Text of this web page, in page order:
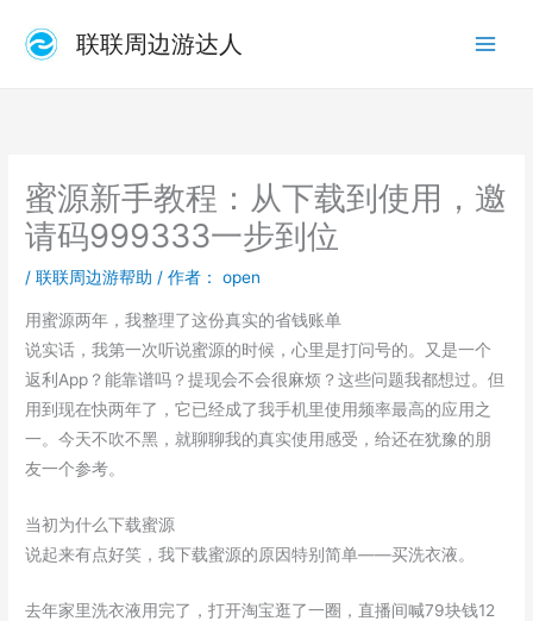
联联周边游达人
蜜源新手教程：从下载到使用，邀
请码999333一步到位
/联联周边游帮助 / 作者： open
用蜜源两年，我整理了这份真实的省钱账单
说实话，我第一次听说蜜源的时候，心里是打问号的。又是一个
返利App？能靠谱吗？提现会不会很麻烦？这些问题我都想过。但
用到现在快两年了，它已经成了我手机里使用频率最高的应用之
一。今天不吹不黑，就聊聊我的真实使用感受，给还在犹豫的朋
友一个参考。
当初为什么下载蜜源
说起来有点好笑，我下载蜜源的原因特别简单——买洗衣液。
去年家里洗衣液用完了，打开淘宝逛了一圈，直播间喊79块钱12